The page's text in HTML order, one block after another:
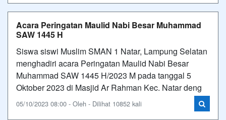
Acara Peringatan Maulid Nabi Besar Muhammad
SAW 1445 H
Siswa siswi Muslim SMAN 1 Natar, Lampung Selatan
menghadiri acara Peringatan Maulid Nabi Besar
Muhammad SAW 1445 H/2023 M pada tanggal 5
Oktober 2023 di Masjid Ar Rahman Kec. Natar deng
05/10/2023 08:00 - Oleh - Dilihat 10852 kali